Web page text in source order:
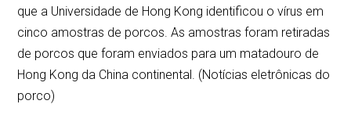
que a Universidade de Hong Kong identificou o vírus em
cinco amostras de porcos. As amostras foram retiradas
de porcos que foram enviados para um matadouro de
Hong Kong da China continental. (Notícias eletrônicas do
porco)